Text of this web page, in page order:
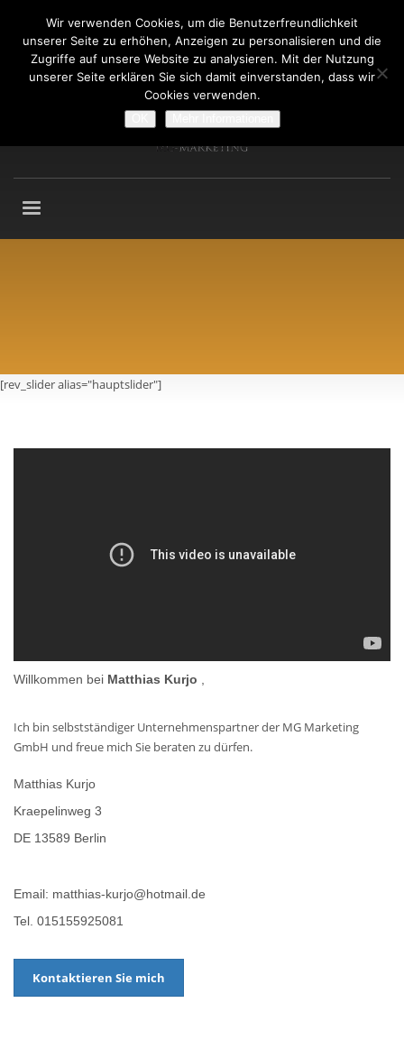
Fragen an: +49 (911) 2165 876
Mo-Fr: 9:00-13:00 Uhr
[rev_slider alias="hauptslider"]
Willkommen bei Matthias Kurjo
Ich bin selbstständiger Unternehmenspartner der MG Marketing
GmbH und freue mich Sie beraten zu dürfen.
Matthias Kurjo
Kraepelinweg 3
DE 13589 Berlin
Email: matthias-kurjo@hotmail.de
Tel. 015155925081
Kontaktieren Sie mich
Wir verwenden Cookies, um die Benutzerfreundlichkeit
unserer Seite zu erhöhen, Anzeigen zu personalisieren und die
Zugriffe auf unsere Website zu analysieren. Mit der Nutzung
unserer Seite erklären Sie sich damit einverstanden, dass wir
Cookies verwenden.